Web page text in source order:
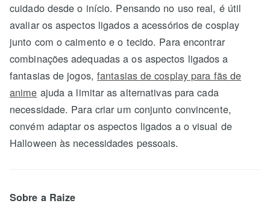
cuidado desde o início. Pensando no uso real, é útil
avaliar os aspectos ligados a acessórios de cosplay
junto com o caimento e o tecido. Para encontrar
combinações adequadas a os aspectos ligados a
fantasias de jogos, fantasias de cosplay para fãs de
anime ajuda a limitar as alternativas para cada
necessidade. Para criar um conjunto convincente,
convém adaptar os aspectos ligados a o visual de
Halloween às necessidades pessoais.
Sobre a Raize